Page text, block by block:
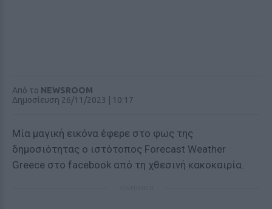
Από το NEWSROOM
Δημοσίευση 26/11/2023 | 10:17
Μία μαγική εικόνα έφερε στο φως της
δημοσιότητας ο ιστότοπος Forecast Weather
Greece στο facebook από τη χθεσινή κακοκαιρία.